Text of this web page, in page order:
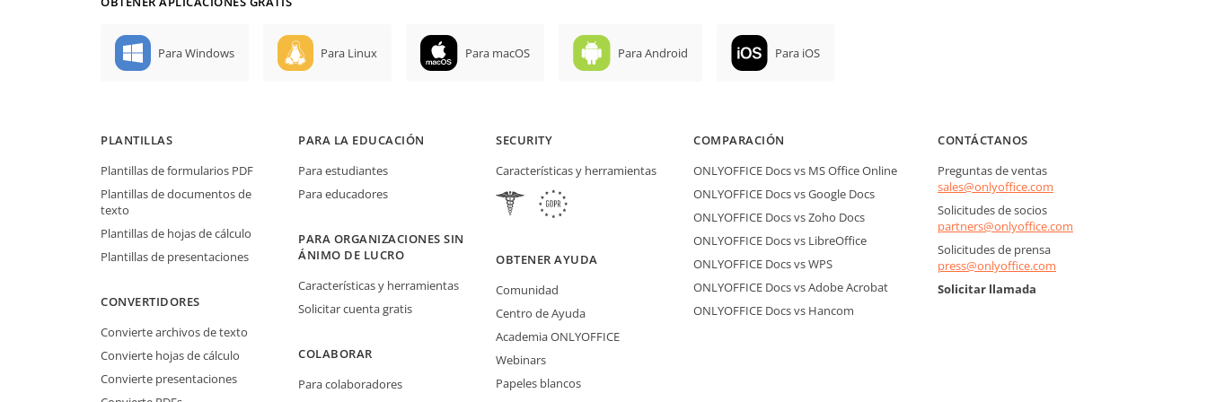
Para Windows Para Linux Para macOS Para Android Para iOS
PLANTILLAS
Plantillas de formularios PDF
Plantillas de documentos de
texto
Plantillas de hojas de cálculo
Plantillas de presentaciones
CONVERTIDORES
Convierte archivos de texto
Convierte hojas de cálculo
Convierte presentaciones
PARA LA EDUCACIÓN
Para estudiantes
Para educadores
PARA ORGANIZACIONES SIN
ÁNIMO DE LUCRO
Características y herramientas
Solicitar cuenta gratis
COLABORAR
Para colaboradores
SECURITY
Características y herramientas
OBTENER AYUDA
Comunidad
Centro de Ayuda
Academia ONLYOFFICE
Webinars
Papeles blancos
COMPARACIÓN
ONLYOFFICE Docs vs MS Office Online
ONLYOFFICE Docs vs Google Docs
ONLYOFFICE Docs vs Zoho Docs
ONLYOFFICE Docs vs LibreOffice
ONLYOFFICE Docs vs WPS
ONLYOFFICE Docs vs Adobe Acrobat
ONLYOFFICE Docs vs Hancom
CONTÁCTANOS
Preguntas de ventas
sales@onlyoffice.com
Solicitudes de socios
partners@onlyoffice.com
Solicitudes de prensa
press@onlyoffice.com
Solicitar llamada